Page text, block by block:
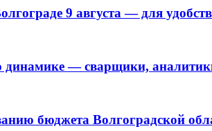
9 августа — для
динамике — сварщики,
бюджета Волгоградской